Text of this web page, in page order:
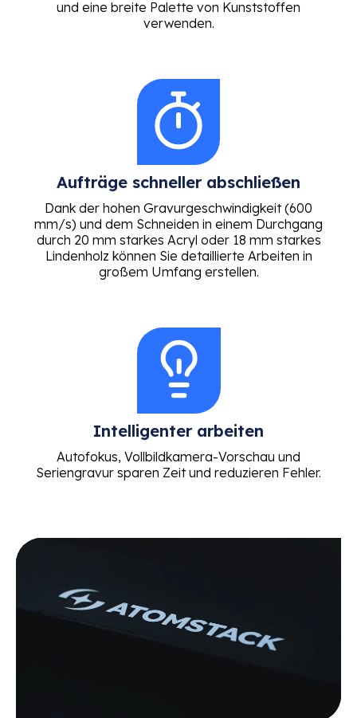
und eine breite Palette von Kunststoffen
verwenden.
Aufträge schneller abschließen
Dank der hohen Gravurgeschwindigkeit (600
mm/s) und dem Schneiden in einem Durchgang
durch 20 mm starkes Acryl oder 18 mm starkes
Lindenholz können Sie detaillierte Arbeiten in
großem Umfang erstellen.
Intelligenter arbeiten
Autofokus, Vollbildkamera-Vorschau und
Seriengravur sparen Zeit und reduzieren Fehler.